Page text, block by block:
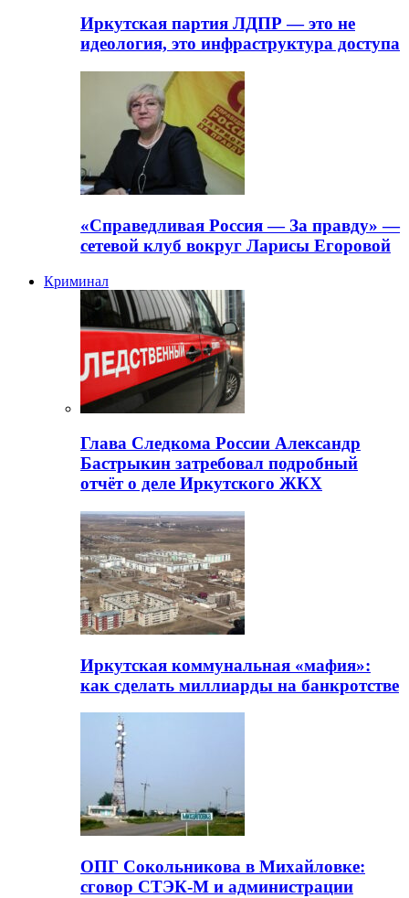
Иркутская партия ЛДПР — это не
идеология, это инфраструктура доступа
«Справедливая Россия — За правду» —
сетевой клуб вокруг Ларисы Егоровой
Криминал
Глава Следкома России Александр
Бастрыкин затребовал подробный
отчёт о деле Иркутского ЖКХ
Иркутская коммунальная «мафия»:
как сделать миллиарды на банкротстве
ОПГ Сокольникова в Михайловке:
сговор СТЭК-М и администрации